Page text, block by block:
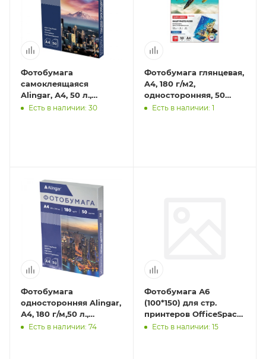
Фотобумага
самоклеящаяся
Alingar, А4, 50 л.,
глянцевая, 135 г/м2
Есть в наличии: 30
Фотобумага глянцевая,
A4, 180 г/м2,
односторонняя, 50
листов, BRAUBERG
Есть в наличии: 1
Фотобумага
односторонняя Alingar,
А4, 180 г/м,50 л.,
матовая.
Есть в наличии: 74
Фотобумага А6
(100*150) для стр.
принтеров OfficeSpace,
180г/м2 (500л)
Есть в наличии: 15